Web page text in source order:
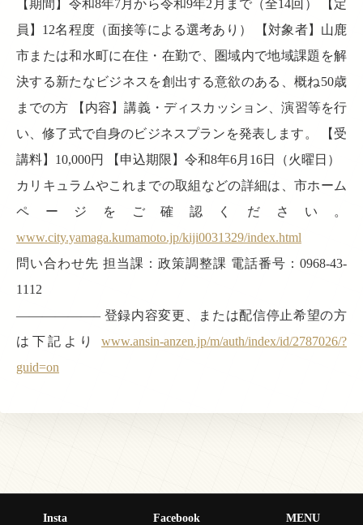
【期間】令和8年7月から令和9年2月まで（全14回） 【定
員】12名程度（面接等による選考あり） 【対象者】山鹿
市または和水町に在住・在勤で、圏域内で地域課題を解
決する新たなビジネスを創出する意欲のある、概ね50歳
までの方 【内容】講義・ディスカッション、演習等を行
い、修了式で自身のビジネスプランを発表します。 【受
講料】10,000円 【申込期限】令和8年6月16日（火曜日）
カリキュラムやこれまでの取組などの詳細は、市ホーム
ページをご確認ください。
www.city.yamaga.kumamoto.jp/kiji0031329/index.html
問い合わせ先 担当課：政策調整課 電話番号：0968-43-
1112
——————– 登録内容変更、または配信停止希望の方
は下記より www.ansin-anzen.jp/m/auth/index/id/2787026/?
guid=on
Insta Facebook MENU